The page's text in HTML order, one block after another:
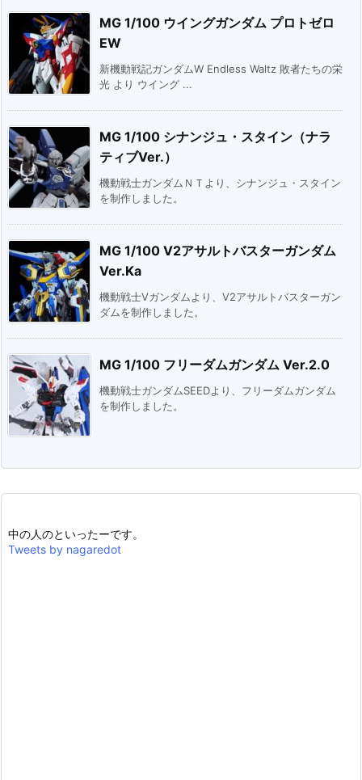
MG 1/100 ウイングガンダム プロトゼロ
EW
新機動戦記ガンダムW Endless Waltz 敗者たちの栄
光 より ウイング ...
MG 1/100 シナンジュ・スタイン（ナラ
ティブVer.）
機動戦士ガンダムＮＴより、シナンジュ・スタイン
を制作しました。
MG 1/100 V2アサルトバスターガンダム
Ver.Ka
機動戦士Vガンダムより、V2アサルトバスターガン
ダムを制作しました。
MG 1/100 フリーダムガンダム Ver.2.0
機動戦士ガンダムSEEDより、フリーダムガンダム
を制作しました。
中の人のといったーです。
Tweets by nagaredot